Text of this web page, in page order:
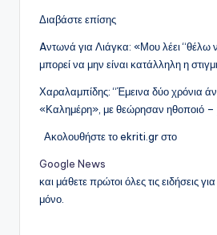
Διαβάστε επίσης
Aντωνά για Λιάγκα: «Μου λέει “θέλω
μπορεί να μην είναι κατάλληλη η
Χαραλαμπίδης: “Έμεινα δύο χρόνια
«Καλημέρη», με θεώρησαν ηθοποιό –
Ακολουθήστε το ekriti.gr στο
Google News
και μάθετε πρώτοι όλες τις ειδήσεις
μόνο.